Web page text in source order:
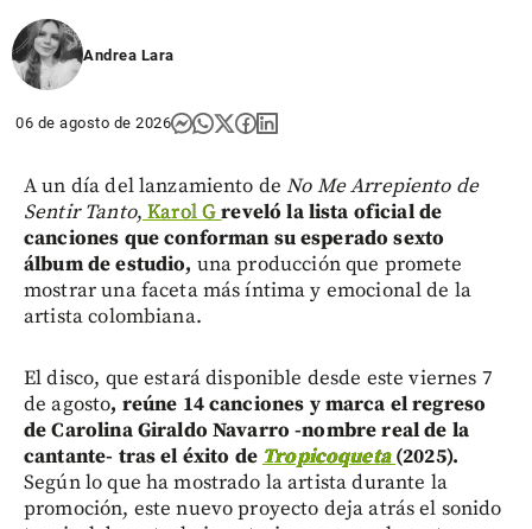
Andrea Lara
06 de agosto de 2026
A un día del lanzamiento deNo Me Arrepiento de
Sentir Tanto, Karol Greveló la lista oficial de
canciones que conforman su esperado sexto
álbum de estudio, una producción que promete
mostrar una faceta más íntima y emocional de la
artista colombiana.
El disco, que estará disponible desde este viernes 7
de agosto, reúne 14 canciones y marca el regreso
de Carolina Giraldo Navarro -nombre real de la
cantante- tras el éxito de Tropicoqueta (2025).
Según lo que ha mostrado la artista durante la
promoción, este nuevo proyecto deja atrás el sonido